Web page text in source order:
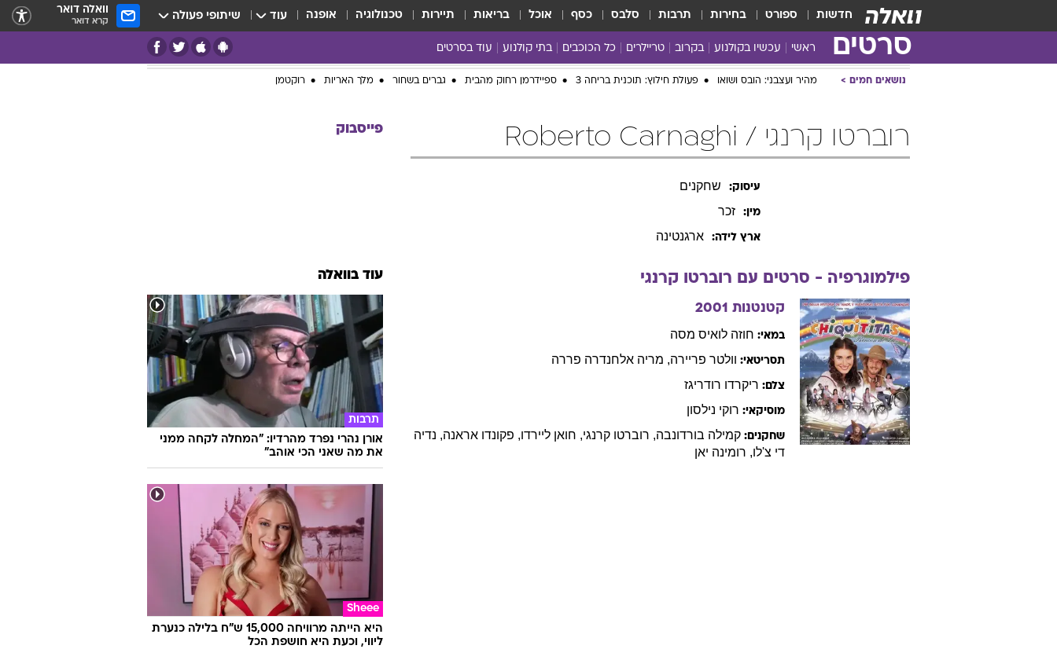
חדשות ספורט בחירות תרבות סלבס כסף אוכל בריאות תיירות טכנולוגיה אופנה עוד שיתופי פעולה וואלה דואר
קרא דואר
סרטים ראשי עכשיו בקולנוע בקרוב טריילרים כל הכוכבים בתי קולנוע עוד בסרטים
כל הסרטים נושאים חמים מהיר ועצבני: הובס ושואו פעולת חילוץ: תוכנית בריחה 3 ספיידרמן רחוק מהבית גברים בשחור מלך האריות רוקטמן
רוברטו קרנגי / Roberto Carnaghi
עיסוק: שחקנים
מין: זכר
ארץ לידה: ארגנטינה
פילמוגרפיה - סרטים עם רוברטו קרנגי
קטנטנות 2001
במאי: חוזה לואיס מסה
תסריטאי: וולטר פריירה, מריה אלחנדרה פררה
צלם: ריקרדו רודריגז
מוסיקאי: רוקי נילסון
שחקנים: קמילה בורדונבה, רוברטו קרנגי, חואן ליירדו, פקונדו אראנה, נדיה
די צ'לו, רומינה יאן
פייסבוק
עוד בוואלה
תרבות
אורן נהרי נפרד מהרדיו: "המחלה לקחה ממני
את מה שאני הכי אוהב"
Sheee
היא הייתה מרוויחה 15,000 ש"ח בלילה כנערת
ליווי, וכעת היא חושפת הכל